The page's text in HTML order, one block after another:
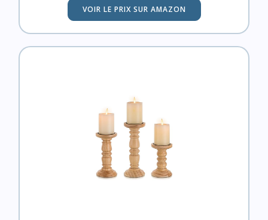
VOIR LE PRIX SUR AMAZON